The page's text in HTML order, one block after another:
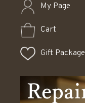
My Page
Cart
Gift Package